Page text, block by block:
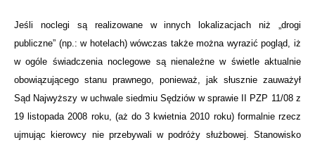
Jeśli noclegi są realizowane w innych lokalizacjach niż „drogi
publiczne” (np.: w hotelach) wówczas także można wyrazić pogląd, iż
w ogóle świadczenia noclegowe są nienależne w świetle aktualnie
obowiązującego stanu prawnego, ponieważ, jak słusznie zauważył
Sąd Najwyższy w uchwale siedmiu Sędziów w sprawie II PZP 11/08 z
19 listopada 2008 roku, (aż do 3 kwietnia 2010 roku) formalnie rzecz
ujmując kierowcy nie przebywali w podróży służbowej. Stanowisko